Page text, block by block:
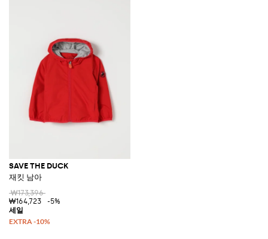
SAVE THE DUCK
재킷 남아
₩173,396
₩164,723
-5%